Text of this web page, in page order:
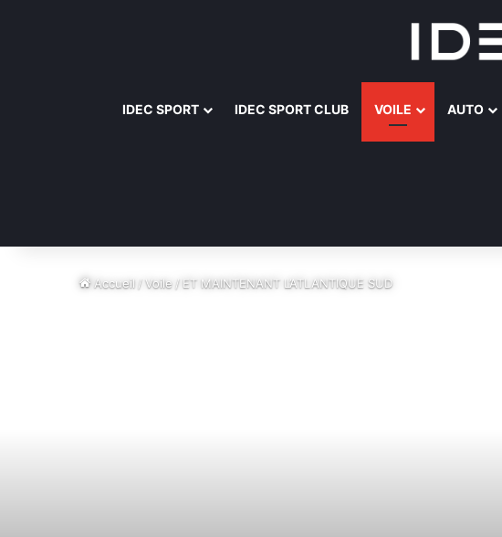
IDEC SPORT IDEC SPORT CLUB VOILE AUTO
Accueil /Voile/ET MAINTENANT L’ATLANTIQUE SUD